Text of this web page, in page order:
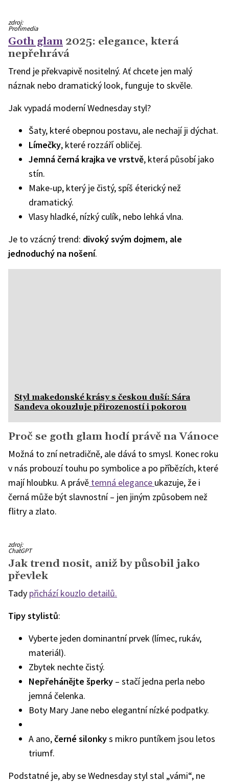
Catherine
Zeta
Jones
-
styl
wednesday
zdroj:
Profimedia
Goth glam 2025: elegance, která
nepřehrává
Trend je překvapivě nositelný. Ať chcete jen malý
náznak nebo dramatický look, funguje to skvěle.
Jak vypadá moderní Wednesday styl?
Šaty, které obepnou postavu, ale nechají ji dýchat.
Límečky, které rozzáří obličej.
Jemná černá krajka ve vrstvě, která působí jako
stín.
Make-up, který je čistý, spíš éterický než
dramatický.
Vlasy hladké, nízký culík, nebo lehká vlna.
Je to vzácný trend: divoký svým dojmem, ale
jednoduchý na nošení.
Styl makedonské krásy s českou duší: Sára
Sandeva okouzluje přirozeností i pokorou
Proč se goth glam hodí právě na Vánoce
Možná to zní netradičně, ale dává to smysl. Konec roku
v nás probouzí touhu po symbolice a po příbězích, které
mají hloubku. A právě temná elegance ukazuje, že i
černá může být slavnostní – jen jiným způsobem než
flitry a zlato.
zdroj:
ChatGPT
Jak trend nosit, aniž by působil jako
převlek
Tady přichází kouzlo detailů.
Tipy stylistů:
Vyberte jeden dominantní prvek (límec, rukáv,
materiál).
Zbytek nechte čistý.
Nepřehánějte šperky – stačí jedna perla nebo
jemná čelenka.
Boty Mary Jane nebo elegantní nízké podpatky.
A ano,černé silonkys mikro puntíkem jsou letos
triumf.
Podstatné je, aby se Wednesday styl stal „vámi“, ne